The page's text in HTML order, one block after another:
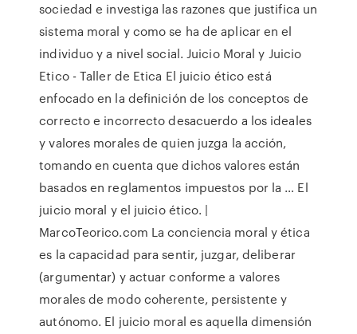
sociedad e investiga las razones que justifica un
sistema moral y como se ha de aplicar en el
individuo y a nivel social. Juicio Moral y Juicio
Etico - Taller de Etica El juicio ético está
enfocado en la definición de los conceptos de
correcto e incorrecto desacuerdo a los ideales
y valores morales de quien juzga la acción,
tomando en cuenta que dichos valores están
basados en reglamentos impuestos por la … El
juicio moral y el juicio ético. |
MarcoTeorico.com La conciencia moral y ética
es la capacidad para sentir, juzgar, deliberar
(argumentar) y actuar conforme a valores
morales de modo coherente, persistente y
autónomo. El juicio moral es aquella dimensión